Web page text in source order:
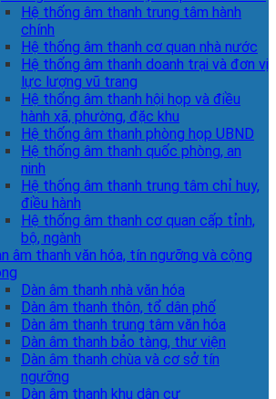
Hệ thống âm thanh trung tâm hành
chính
Hệ thống âm thanh cơ quan nhà nước
Hệ thống âm thanh doanh trại và đơn vị
lực lượng vũ trang
Hệ thống âm thanh hội họp và điều
hành xã, phường, đặc khu
Hệ thống âm thanh phòng họp UBND
Hệ thống âm thanh quốc phòng, an
ninh
Hệ thống âm thanh trung tâm chỉ huy,
điều hành
Hệ thống âm thanh cơ quan cấp tỉnh,
bộ, ngành
âm thanh văn hóa, tín ngưỡng và cộng
Dàn âm thanh nhà văn hóa
Dàn âm thanh thôn, tổ dân phố
Dàn âm thanh trung tâm văn hóa
Dàn âm thanh bảo tàng, thư viện
Dàn âm thanh chùa và cơ sở tín
ngưỡng
Dàn âm thanh khu dân cư